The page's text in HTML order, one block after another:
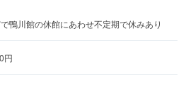
ておりますので、お好きなメニ
ぎください。
やご友人などとご一緒にお楽し
鴨川館の休館にあわせ不定期で休みあり
円